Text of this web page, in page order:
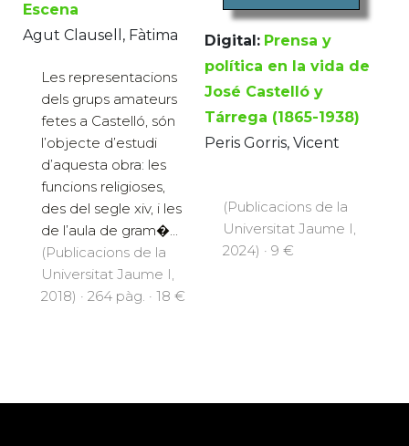
Escena
Agut Clausell, Fàtima
Les representacions
dels grups amateurs
fetes a Castelló, són
l’objecte d’estudi
d’aquesta obra: les
funcions religioses,
des del segle xiv, i les
de l’aula de gram�...
(Publicacions de la
Universitat Jaume I,
2018) · 264 pàg. · 18 €
Digital: Prensa y
política en la vida de
José Castelló y
Tárrega (1865-1938)
Peris Gorris, Vicent
(Publicacions de la
Universitat Jaume I,
2024) · 9 €